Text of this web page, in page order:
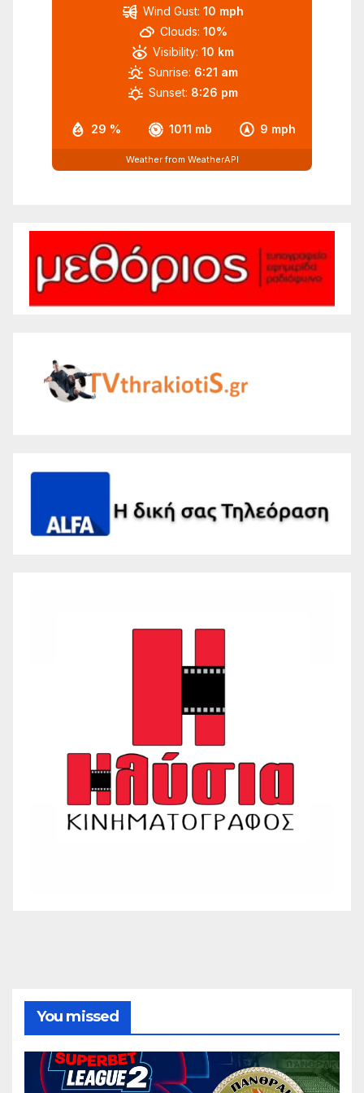
29 % 1011 mb 9 mph
Wind Gust: 10 mph
Clouds: 10%
Visibility: 10 km
Sunrise: 6:21 am
Sunset: 8:26 pm
Weather from WeatherAPI
You missed